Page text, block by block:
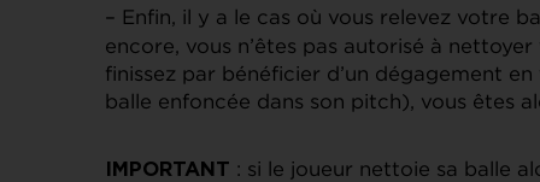
– Enfin, il y a le cas où vous relevez votre
encore, vous n’êtes pas autorisé à
finissez par bénéficier d’un dégagement
balle enfoncée dans son pitch), vous êtes
IMPORTANT : si le joueur nettoie sa balle